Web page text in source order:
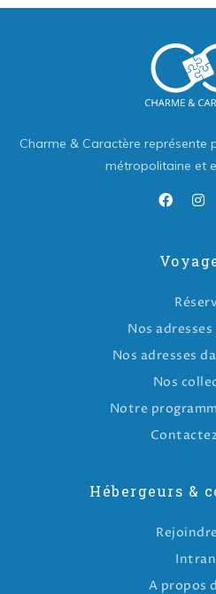
Charme & Caractère représente
métropolitaine et
Nos adresses
Nos adresses
Nos
Notre
Hébergeurs &
A propos